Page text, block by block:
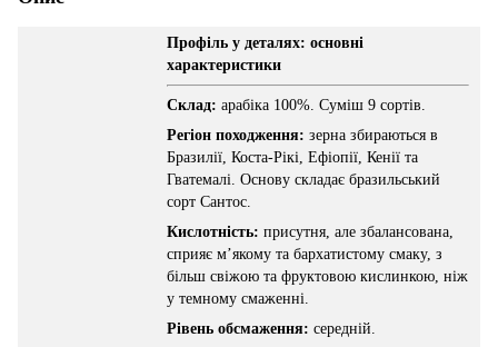
Профіль у деталях: основні
характеристики
Склад: арабіка 100%. Суміш 9 сортів.
Регіон походження: зерна збираються в
Бразилії, Коста-Рікі, Ефіопії, Кенії та
Гватемалі. Основу складає бразильський
сорт Сантос.
Кислотність: присутня, але збалансована,
сприяє м’якому та бархатистому смаку, з
більш свіжою та фруктовою кислинкою, ніж
у темному смаженні.
Рівень обсмаження: середній.